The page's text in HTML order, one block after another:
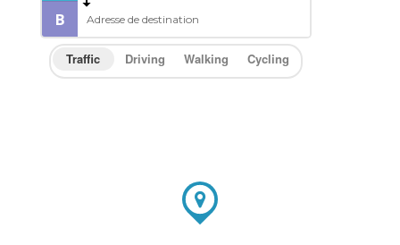
Traffic Driving Walking Cycling